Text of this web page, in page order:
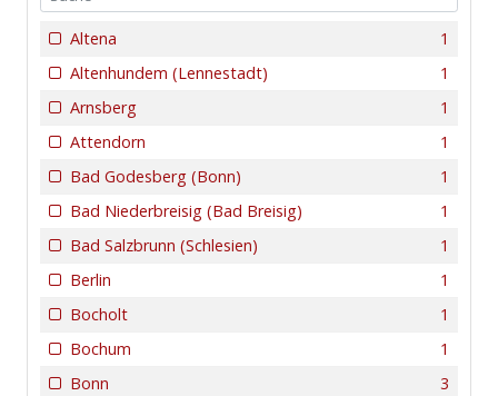
1
Altena
1
Altenhundem (Lennestadt)
1
Arnsberg
1
Attendorn
1
Bad Godesberg (Bonn)
1
Bad Niederbreisig (Bad Breisig)
1
Bad Salzbrunn (Schlesien)
1
Berlin
1
Bocholt
1
Bochum
3
Bonn